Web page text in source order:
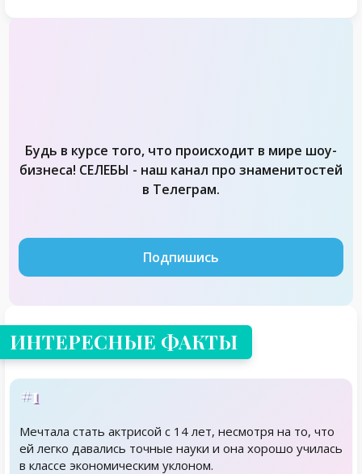
Будь в курсе того, что происходит в мире шоу-
бизнеса! СЕЛЕБЫ - наш канал про знаменитостей
в Телеграм.
Подпишись
ИНТЕРЕСНЫЕ ФАКТЫ
#1
Мечтала стать актрисой с 14 лет, несмотря на то, что
ей легко давались точные науки и она хорошо училась
в классе экономическим уклоном.